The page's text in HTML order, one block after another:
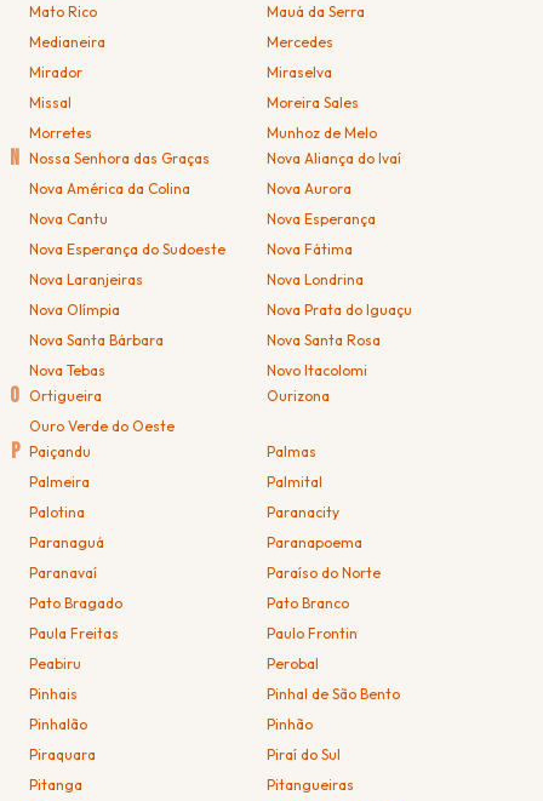
Mato Rico
Mauá da Serra
Medianeira
Mercedes
Mirador
Miraselva
Missal
Moreira Sales
Morretes
Munhoz de Melo
N Nossa Senhora das Graças
Nova Aliança do Ivaí
Nova América da Colina
Nova Aurora
Nova Cantu
Nova Esperança
Nova Esperança do Sudoeste
Nova Fátima
Nova Laranjeiras
Nova Londrina
Nova Olímpia
Nova Prata do Iguaçu
Nova Santa Bárbara
Nova Santa Rosa
Nova Tebas
Novo Itacolomi
O Ortigueira
Ourizona
Ouro Verde do Oeste
P Paiçandu
Palmas
Palmeira
Palmital
Palotina
Paranacity
Paranaguá
Paranapoema
Paranavaí
Paraíso do Norte
Pato Bragado
Pato Branco
Paula Freitas
Paulo Frontin
Peabiru
Perobal
Pinhais
Pinhal de São Bento
Pinhalão
Pinhão
Piraquara
Piraí do Sul
Pitanga
Pitangueiras